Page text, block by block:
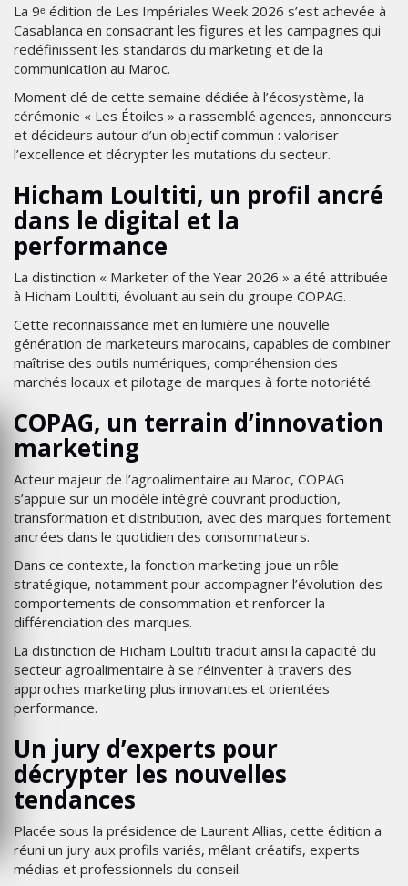
La 9ᵉ édition de Les Impériales Week 2026 s’est achevée à
Casablanca en consacrant les figures et les campagnes qui
redéfinissent les standards du marketing et de la
communication au Maroc.
Moment clé de cette semaine dédiée à l’écosystème, la
cérémonie « Les Étoiles » a rassemblé agences, annonceurs
et décideurs autour d’un objectif commun : valoriser
l’excellence et décrypter les mutations du secteur.
Hicham Loultiti, un profil ancré
dans le digital et la
performance
La distinction « Marketer of the Year 2026 » a été attribuée
à Hicham Loultiti, évoluant au sein du groupe COPAG.
Cette reconnaissance met en lumière une nouvelle
génération de marketeurs marocains, capables de combiner
maîtrise des outils numériques, compréhension des
marchés locaux et pilotage de marques à forte notoriété.
COPAG, un terrain d’innovation
marketing
Acteur majeur de l’agroalimentaire au Maroc, COPAG
s’appuie sur un modèle intégré couvrant production,
transformation et distribution, avec des marques fortement
ancrées dans le quotidien des consommateurs.
Dans ce contexte, la fonction marketing joue un rôle
stratégique, notamment pour accompagner l’évolution des
comportements de consommation et renforcer la
différenciation des marques.
La distinction de Hicham Loultiti traduit ainsi la capacité du
secteur agroalimentaire à se réinventer à travers des
approches marketing plus innovantes et orientées
performance.
Un jury d’experts pour
décrypter les nouvelles
tendances
Placée sous la présidence de Laurent Allias, cette édition a
réuni un jury aux profils variés, mêlant créatifs, experts
médias et professionnels du conseil.